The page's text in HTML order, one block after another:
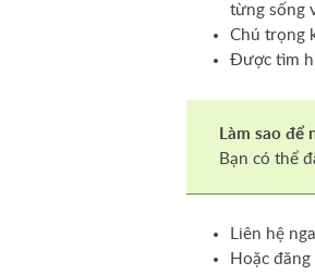
từng sống
Chú trọng
Được tìm
Làm sao
Bạn có thể
Liên hệ
Hoặc